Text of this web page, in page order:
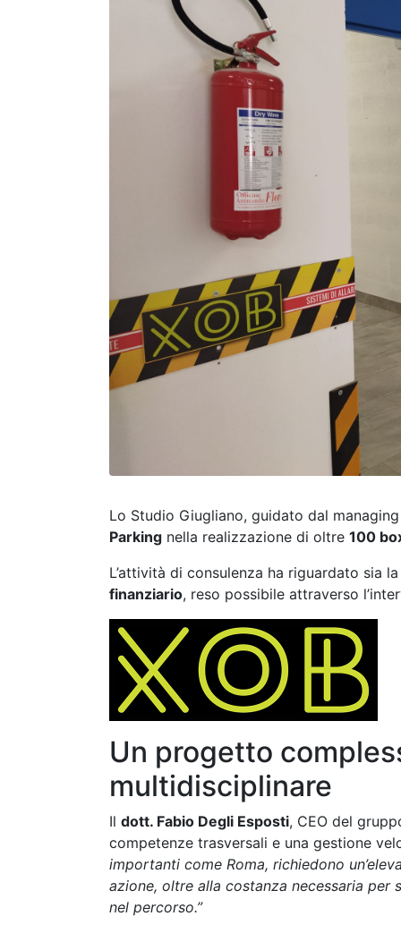
Lo Studio Giugliano, guidato dal
Parking nella realizzazione di oltre 100
L’attività di consulenza ha riguardato sia
finanziario, reso possibile attraverso
Un progetto
multidisciplinare
Il dott. Fabio Degli Esposti, CEO del
competenze trasversali e una gestione
importanti come Roma, richiedono
azione, oltre alla costanza necessaria
nel percorso.”